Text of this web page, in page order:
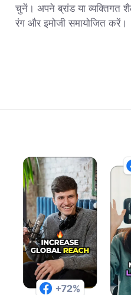
चुनें। अपने ब्रांड या व्यक्तिगत
रंग और इमोजी समायोजित करें।